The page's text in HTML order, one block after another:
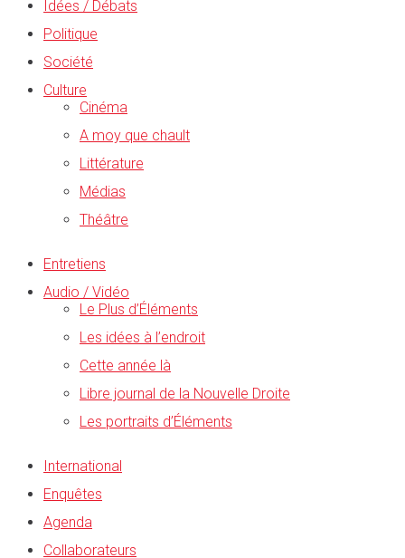
Idées / Débats
Politique
Société
Culture
Cinéma
A moy que chault
Littérature
Médias
Théâtre
Entretiens
Audio / Vidéo
Le Plus d’Éléments
Les idées à l’endroit
Cette année là
Libre journal de la Nouvelle Droite
Les portraits d’Éléments
International
Enquêtes
Agenda
Collaborateurs